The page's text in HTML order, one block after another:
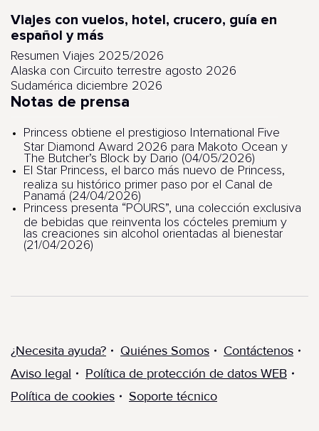
Viajes con vuelos, hotel, crucero, guía en
español y más
Resumen Viajes 2025/2026
Alaska con Circuito terrestre agosto 2026
Sudamérica diciembre 2026
Notas de prensa
Princess obtiene el prestigioso International Five
Star Diamond Award 2026 para Makoto Ocean y
The Butcher’s Block by Dario (04/05/2026)
El Star Princess, el barco más nuevo de Princess,
realiza su histórico primer paso por el Canal de
Panamá (24/04/2026)
Princess presenta “POURS”, una colección exclusiva
de bebidas que reinventa los cócteles premium y
las creaciones sin alcohol orientadas al bienestar
(21/04/2026)
¿Necesita ayuda? Quiénes Somos
Contáctenos
Aviso legal
Política de protección de datos WEB
Política de cookies
Soporte técnico